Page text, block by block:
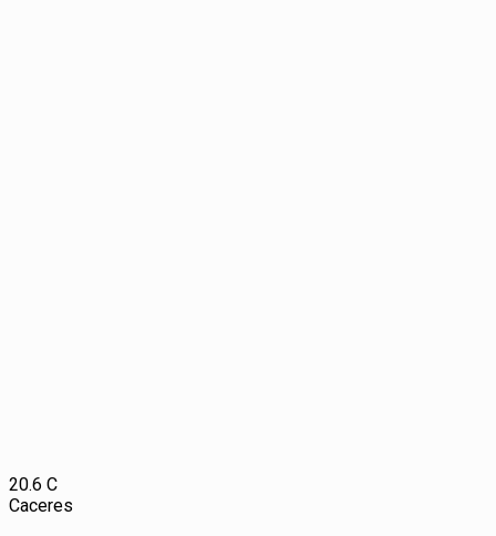
20.6 C
Caceres